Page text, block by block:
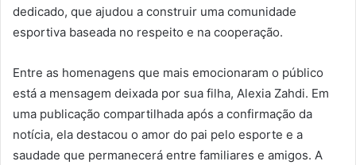
dedicado, que ajudou a construir uma comunidade
esportiva baseada no respeito e na cooperação.
Entre as homenagens que mais emocionaram o público
está a mensagem deixada por sua filha, Alexia Zahdi. Em
uma publicação compartilhada após a confirmação da
notícia, ela destacou o amor do pai pelo esporte e a
saudade que permanecerá entre familiares e amigos. A